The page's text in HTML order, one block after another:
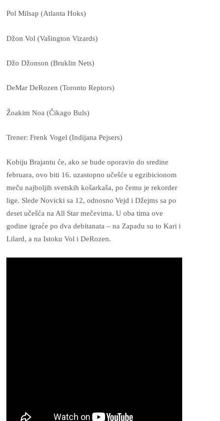
Pol Milsap (Atlanta Hoks)
Džon Vol (Vašington Vizards)
Džo Džonson (Bruklin Nets)
DeMar DeRozen (Toronto Reptors)
Žoakim Noa (Čikago Buls)
Trener: Frenk Vogel (Indijana Pejsers)
Kobiju Brajantu će, ako se bude oporavio do sredine
februara, ovo biti 16. uzastopno učešće u egzibicionom
meču najboljih svetskih košarkaša, po čemu je rekorder
lige. Slede Novicki sa 12, odnosno Vejd i Džejms sa po
deset učešća na All Star mečevima. U oba tima ove
godine igraće po dva debitanata – na Zapadu su to Kari i
Lilard, a na Istoku Vol i DeRozen.